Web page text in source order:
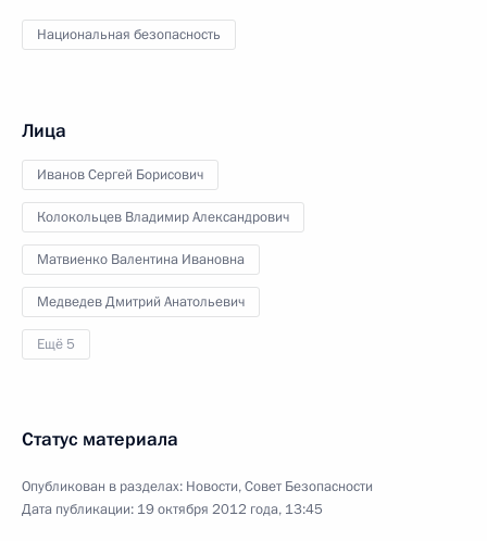
Национальная безопасность
Лица
Иванов Сергей Борисович
Колокольцев Владимир Александрович
Матвиенко Валентина Ивановна
Медведев Дмитрий Анатольевич
Ещё 5
Статус материала
Опубликован в разделах: Новости,Совет Безопасности
Дата публикации: 19 октября 2012 года, 13:45